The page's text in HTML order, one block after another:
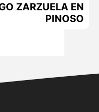
ZARZUELA EN
PINOSO